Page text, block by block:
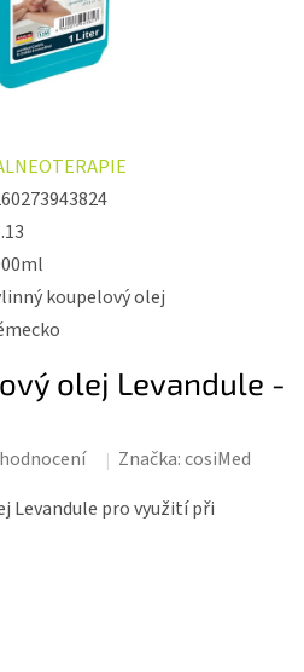
koupelový olej
olej Levandule -
Značka:cosiMed
Levandule pro využití při